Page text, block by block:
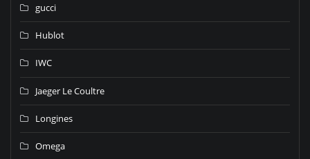
gucci
Hublot
IWC
Jaeger Le Coultre
Longines
Omega